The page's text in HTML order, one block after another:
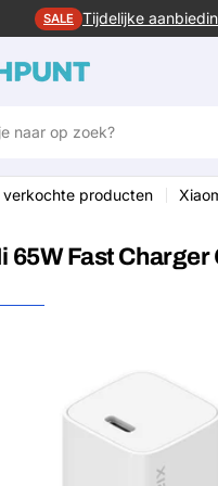
SALE Tijdelijke
verkochte producten
65W Fast Charger